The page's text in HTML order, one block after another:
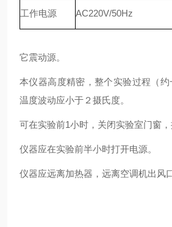
工作电源 AC220V/50Hz
它震动源。
本仪器高度精密，整个实验过程（
温度波动应小于２摄氏度。
可在实验前1小时，关闭实验室门窗，
仪器应在实验前半小时打开电源。
仪器应远离加热器，远离空调机出风口